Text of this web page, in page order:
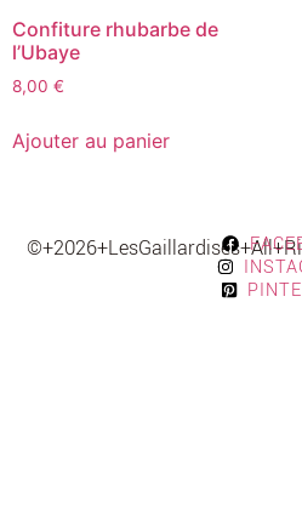
Confiture rhubarbe de
l’Ubaye
8,00 €
Ajouter au panier